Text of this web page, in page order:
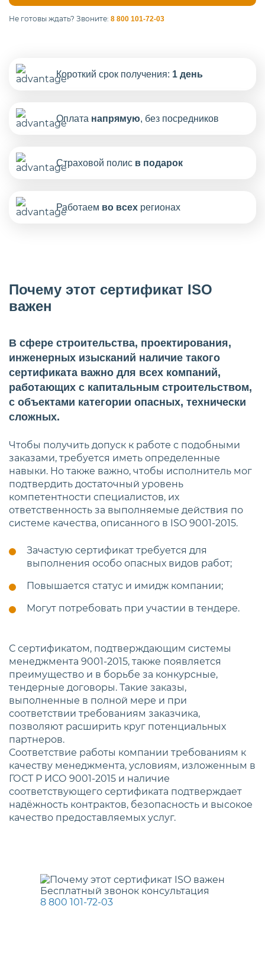
Не готовы ждать? Звоните: 8 800 101-72-03
Короткий срок получения: 1 день
Оплата напрямую, без посредников
Страховой полис в подарок
Работаем во всех регионах
Почему этот сертификат ISO
важен
Бесплатный звонок консультация
8 800 101-72-03
В сфере строительства, проектирования,
инженерных изысканий наличие такого
сертификата важно для всех компаний,
работающих с капитальным строительством,
с объектами категории опасных, технически
сложных.
Чтобы получить допуск к работе с подобными
заказами, требуется иметь определенные
навыки. Но также важно, чтобы исполнитель мог
подтвердить достаточный уровень
компетентности специалистов, их
ответственность за выполняемые действия по
системе качества, описанного в ISO 9001-2015.
Зачастую сертификат требуется для
выполнения особо опасных видов работ;
Повышается статус и имидж компании;
Могут потребовать при участии в тендере.
С сертификатом, подтверждающим системы
менеджмента 9001-2015, также появляется
преимущество и в борьбе за конкурсные,
тендерные договоры. Такие заказы,
выполненные в полной мере и при
соответствии требованиям заказчика,
позволяют расширить круг потенциальных
партнеров.
Соответствие работы компании требованиям к
качеству менеджмента, условиям, изложенным в
ГОСТ Р ИСО 9001-2015 и наличие
соответствующего сертификата подтверждает
надёжность контрактов, безопасность и высокое
качество предоставляемых услуг.